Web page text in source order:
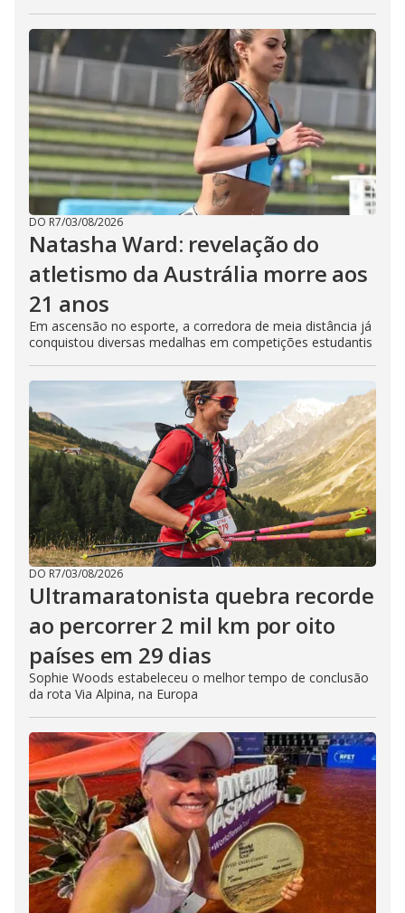
DO R7/03/08/2026
Natasha Ward: revelação do
atletismo da Austrália morre aos
21 anos
Em ascensão no esporte, a corredora de meia distância já
conquistou diversas medalhas em competições estudantis
DO R7/03/08/2026
Ultramaratonista quebra recorde
ao percorrer 2 mil km por oito
países em 29 dias
Sophie Woods estabeleceu o melhor tempo de conclusão
da rota Via Alpina, na Europa